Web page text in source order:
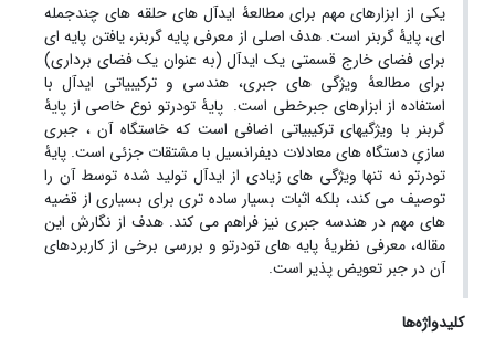
یکی از ابزارهای مهم برای مطالعۀ ایدآل های حلقه های چندجمله
ای، پایۀ گربنر است. هدف اصلی از معرفی پایه گربنر، یافتن پایه ای
برای فضای خارج قسمتی یک ایدآل (به عنوان یک فضای برداری)
برای مطالعۀ ویژگی های جبری، هندسی و ترکیبیاتی ایدآل با
استفاده از ابزارهای جبرخطی است. پایۀ تودرتو نوع خاصی از پایۀ
گربنر با ویژگیهای ترکیبیاتی اضافی است که خاستگاه آن ، جبری
سازیِ دستگاه های معادلات دیفرانسیل با مشتقات جزئی است. پایۀ
تودرتو نه تنها ویژگی های زیادی از ایدآل تولید شده توسط آن را
توصیف می کند، بلکه اثبات بسیار ساده تری برای بسیاری از قضیه
های مهم در هندسه جبری نیز فراهم می کند. هدف از نگارش این
مقاله، معرفی نظریۀ پایه های تودرتو و بررسی برخی از کاربردهای
آن در جبر تعویض پذیر است.
کلیدواژه‌ها